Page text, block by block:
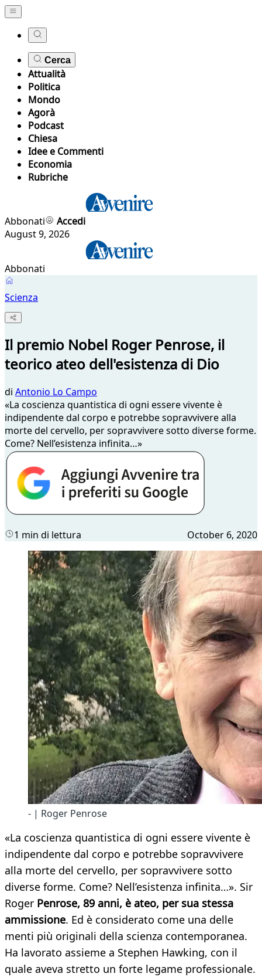
Cerca
Attualità
Politica
Mondo
Agorà
Podcast
Chiesa
Idee e Commenti
Economia
Rubriche
Abbonati
Accedi
August 9, 2026
Abbonati
Scienza
Il premio Nobel Roger Penrose, il
teorico ateo dell'esistenza di Dio
di Antonio Lo Campo
«La coscienza quantistica di ogni essere vivente è
indipendente dal corpo e potrebbe sopravvivere alla
morte del cervello, per sopravvivere sotto diverse forme.
Come? Nell’esistenza infinita…»
1 min di lettura October 6, 2020
- | Roger Penrose
«La coscienza quantistica di ogni essere vivente è
indipendente dal corpo e potrebbe sopravvivere
alla morte del cervello, per sopravvivere sotto
diverse forme. Come? Nell’esistenza infinita…». Sir
Roger Penrose, 89 anni, è ateo, per sua stessa
ammissione. Ed è considerato come una delle
menti più originali della scienza contemporanea.
Ha lavorato assieme a Stephen Hawking, con il
quale aveva stretto un forte legame professionale.